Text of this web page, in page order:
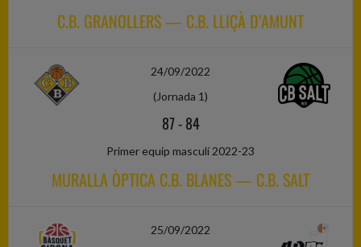
C.B. GRANOLLERS — C.B. LLIÇÀ D’AMUNT
24/09/2022
(Jornada 1)
87-84
Primer equip masculí 2022-23
MURALLA ÒPTICA C.B. BLANES — C.B. SALT
25/09/2022